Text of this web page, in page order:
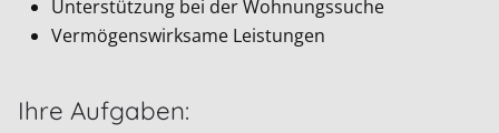
Unterstützung bei der Wohnungssuche
Vermögenswirksame Leistungen
Ihre Aufgaben: